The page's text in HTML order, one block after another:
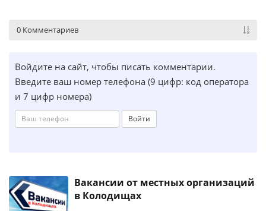
0 Комментариев
Войдите на сайт, чтобы писать комментарии.
Введите ваш номер телефона (9 цифр: код оператора
и 7 цифр номера)
Войти
Вакансии от местных организаций
в Колодищах